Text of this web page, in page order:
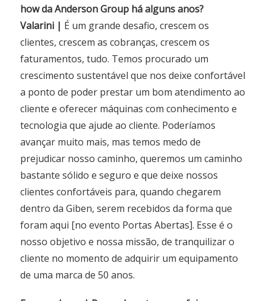
how da Anderson Group há alguns anos?
Valarini | É um grande desafio, crescem os
clientes, crescem as cobranças, crescem os
faturamentos, tudo. Temos procurado um
crescimento sustentável que nos deixe confortável
a ponto de poder prestar um bom atendimento ao
cliente e oferecer máquinas com conhecimento e
tecnologia que ajude ao cliente. Poderíamos
avançar muito mais, mas temos medo de
prejudicar nosso caminho, queremos um caminho
bastante sólido e seguro e que deixe nossos
clientes confortáveis para, quando chegarem
dentro da Giben, serem recebidos da forma que
foram aqui [no evento Portas Abertas]. Esse é o
nosso objetivo e nossa missão, de tranquilizar o
cliente no momento de adquirir um equipamento
de uma marca de 50 anos.